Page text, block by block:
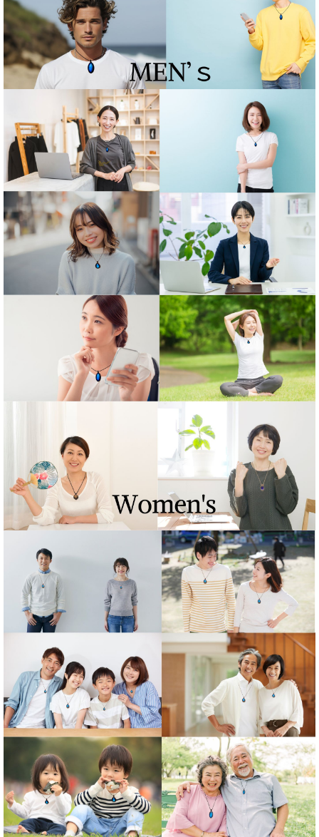
Iセット
Jセット